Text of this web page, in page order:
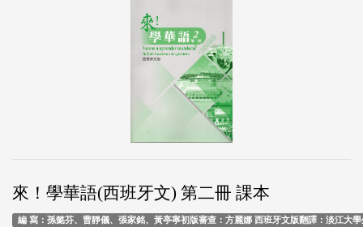
來！學華語(西班牙文) 第二冊 課本
編 寫：孫懿芬、曹靜儀、張家銘、黃亭寧初版審查：方麗娜 西班牙文版翻譯：淡江大